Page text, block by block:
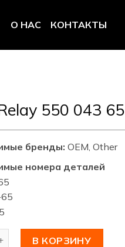
О НАС КОНТАКТЫ
550 043 65
бренды: OEM, Other
номера деталей
В КОРЗИНУ